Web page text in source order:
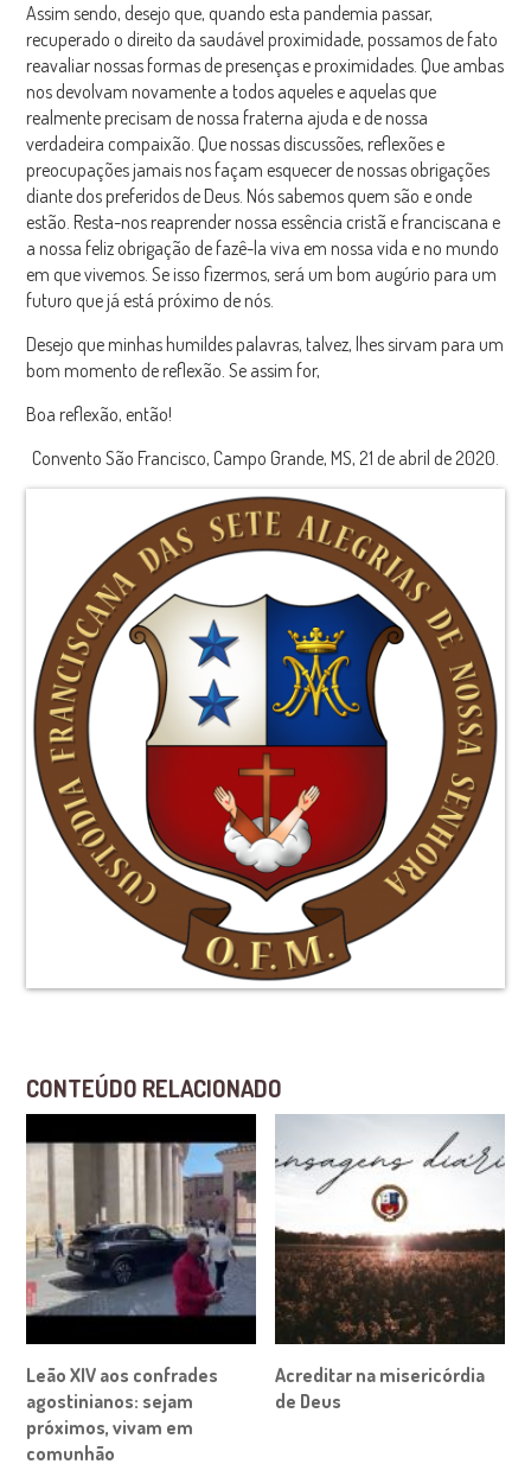
Assim sendo, desejo que, quando esta pandemia passar,
recuperado o direito da saudável proximidade, possamos de fato
reavaliar nossas formas de presenças e proximidades. Que ambas
nos devolvam novamente a todos aqueles e aquelas que
realmente precisam de nossa fraterna ajuda e de nossa
verdadeira compaixão. Que nossas discussões, reflexões e
preocupações jamais nos façam esquecer de nossas obrigações
diante dos preferidos de Deus. Nós sabemos quem são e onde
estão. Resta-nos reaprender nossa essência cristã e franciscana e
a nossa feliz obrigação de fazê-la viva em nossa vida e no mundo
em que vivemos. Se isso fizermos, será um bom augúrio para um
futuro que já está próximo de nós.
Desejo que minhas humildes palavras, talvez, lhes sirvam para um
bom momento de reflexão. Se assim for,
Boa reflexão, então!
Convento São Francisco, Campo Grande, MS, 21 de abril de 2020.
CONTEÚDO RELACIONADO
Leão XIV aos confrades
agostinianos: sejam
próximos, vivam em
comunhão
Acreditar na misericórdia
de Deus